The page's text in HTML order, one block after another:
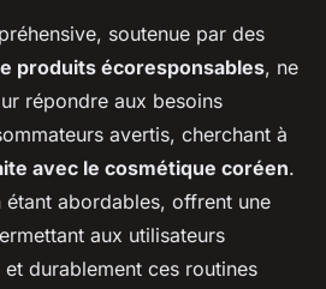
soutenue par des
produits écoresponsables, ne
répondre aux besoins
avertis, cherchant à
avec le cosmétique coréen.
abordables, offrent une
aux utilisateurs
durablement ces routines